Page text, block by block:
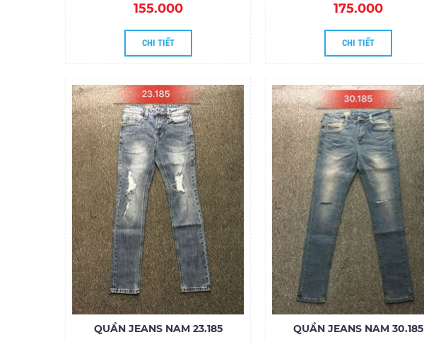
155.000
CHI TIẾT
175.000
CHI TIẾT
QUẦN JEANS NAM 23.185
QUẦN JEANS NAM 30.185